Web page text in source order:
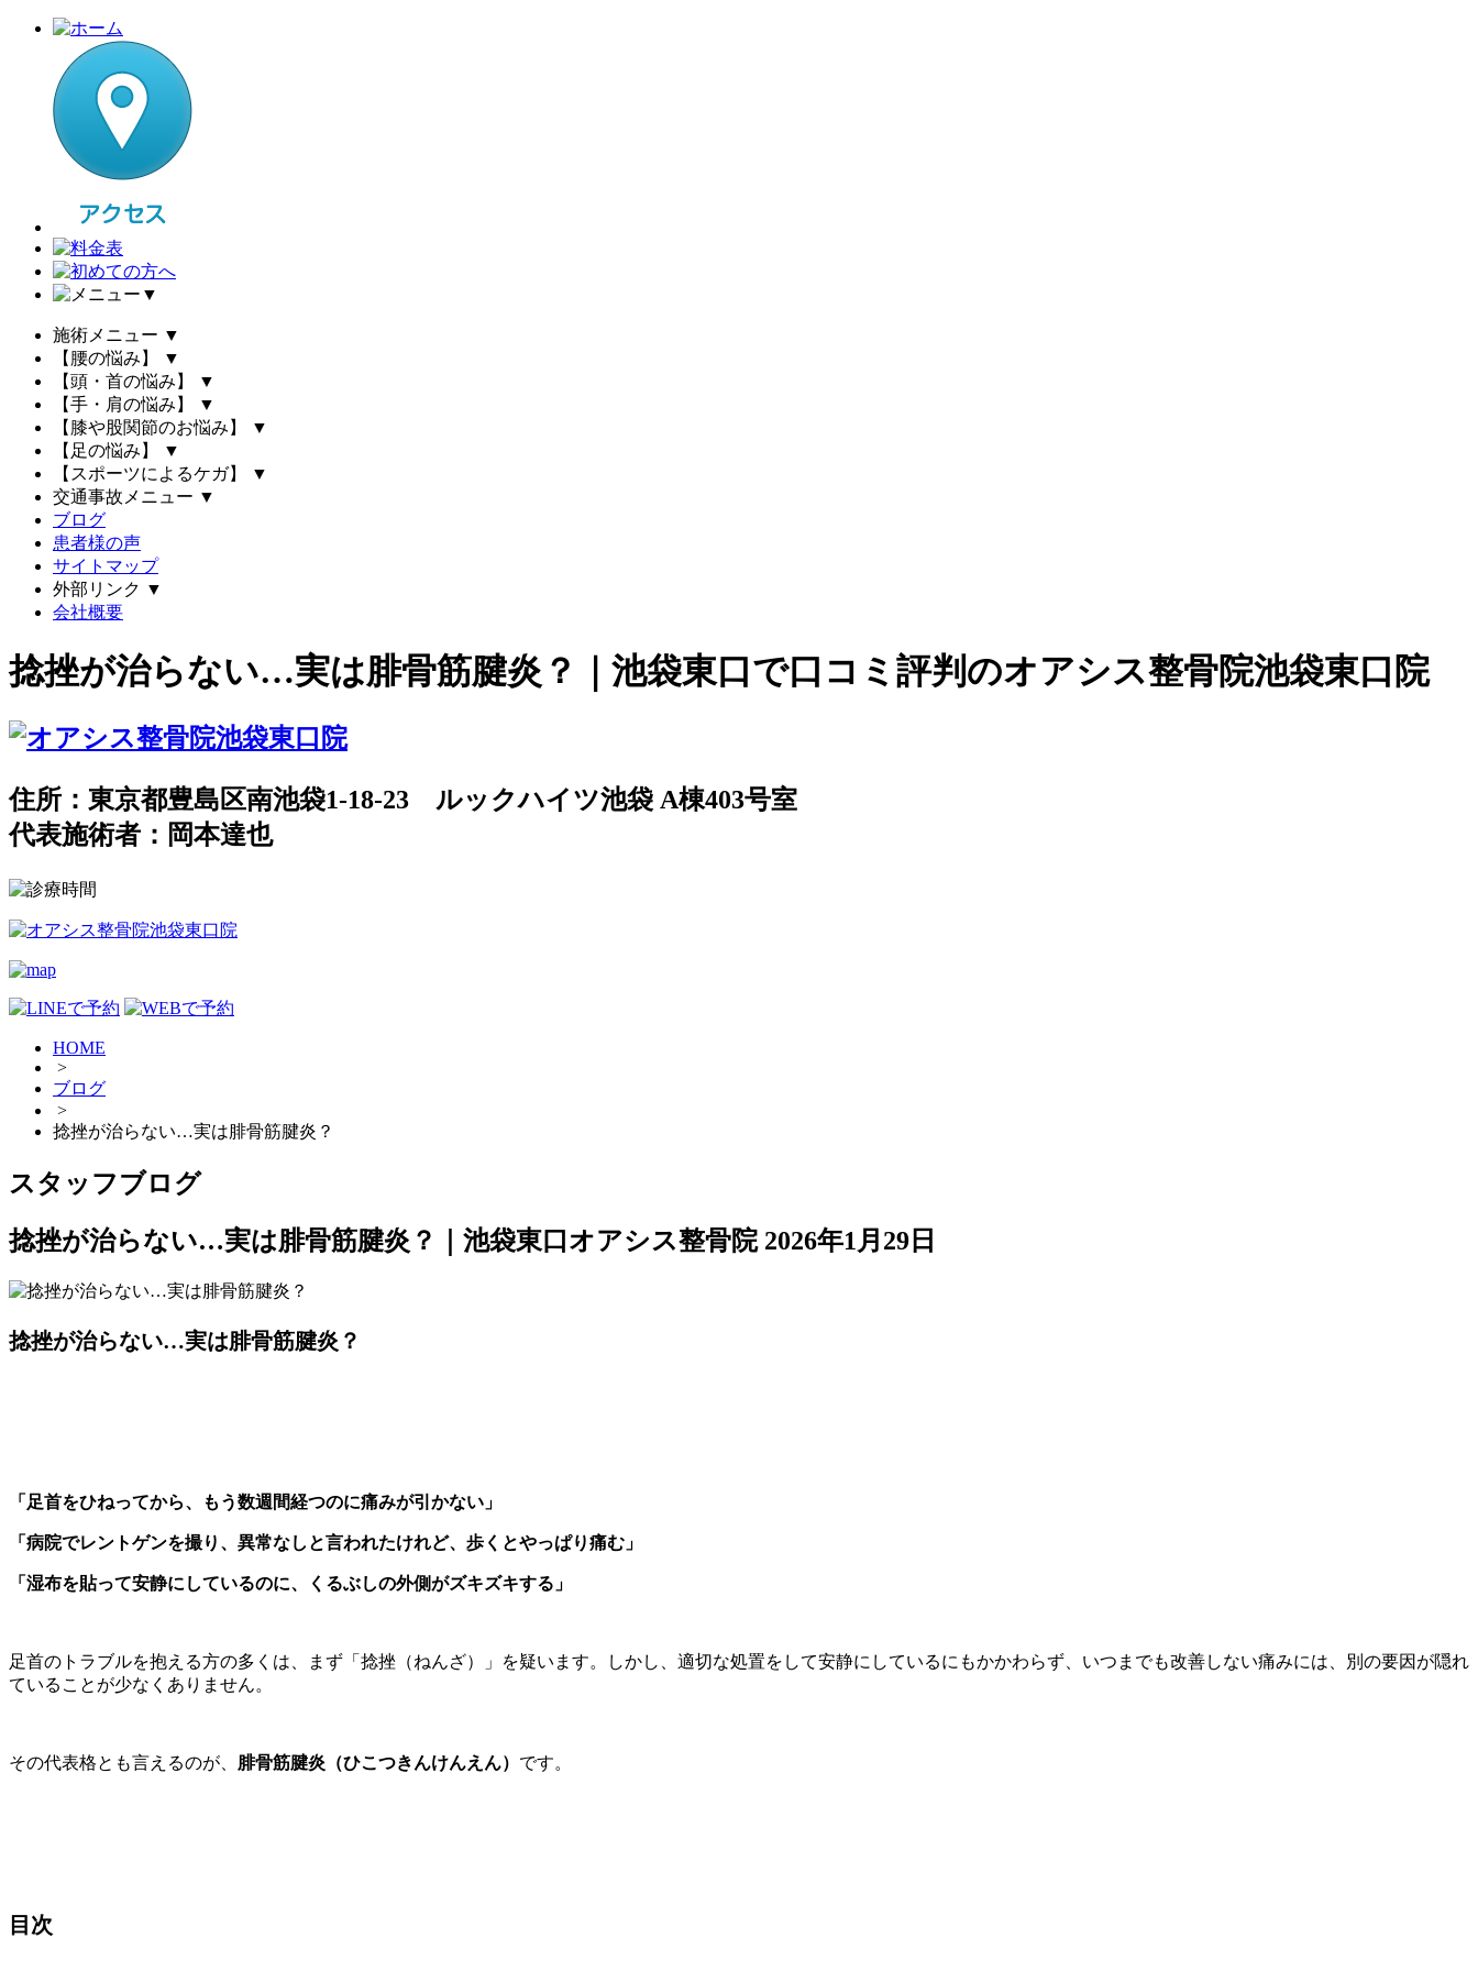
▼
施術メニュー ▼
【腰の悩み】
▼
【頭・首の悩み】
▼
【手・肩の悩み】
▼
【膝や股関節のお悩み】
▼
【足の悩み】
▼
【スポーツによるケガ】
▼
交通事故メニュー ▼
ブログ
患者様の声
サイトマップ
外部リンク ▼
会社概要
捻挫が治らない…実は腓骨筋腱炎？｜池袋東口で口コミ評判のオアシス整骨院池袋東口院
住所：東京都豊島区南池袋1-18-23 ルックハイツ池袋 A棟403号室
代表施術者：岡本達也
HOME
>
ブログ
>
捻挫が治らない…実は腓骨筋腱炎？
スタッフブログ
捻挫が治らない…実は腓骨筋腱炎？｜池袋東口オアシス整骨院 2026年1月29日
捻挫が治らない…実は腓骨筋腱炎？
「足首をひねってから、もう数週間経つのに痛みが引かない」
「病院でレントゲンを撮り、異常なしと言われたけれど、歩くとやっぱり痛む」
「湿布を貼って安静にしているのに、くるぶしの外側がズキズキする」
足首のトラブルを抱える方の多くは、まず「捻挫（ねんざ）」を疑います。しかし、適切な処置をして安静にしているにもかかわらず、いつまでも改善しない痛みには、別の要因が隠れ
ていることが少なくありません。
その代表格とも言えるのが、 腓骨筋腱炎（ひこつきんけんえん） です。
目次